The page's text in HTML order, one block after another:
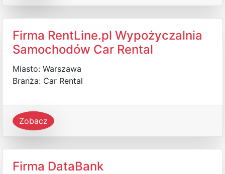
Firma RentLine.pl Wypożyczalnia
Samochodów Car Rental
Miasto: Warszawa
Branża: Car Rental
Zobacz
Firma DataBank